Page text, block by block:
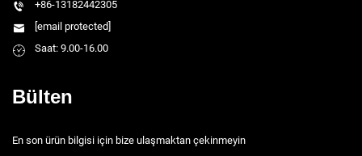
+86-13182442305
[email protected]
Saat: 9.00-16.00
Bülten
En son ürün bilgisi için bize ulaşmaktan çekinmeyin